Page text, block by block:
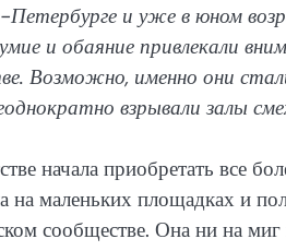
и уже в юном
и обаяние привлекали
Возможно, именно они
взрывали залы
начала приобретать все
на маленьких площадках и
сообществе. Она ни на миг